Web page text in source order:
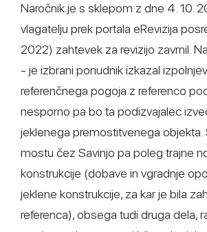
Naročnik je s sklepom z dne 4. 10.
vlagatelju prek portala eRevizija
2022) zahtevek za revizijo zavrnil.
- je izbrani ponudnik izkazal
referenčnega pogoja z referenco
nesporno pa bo ta podizvajalec
jeklenega premostitvenega objekta.
mostu čez Savinjo pa poleg trajne
konstrukcije (dobave in vgradnje
jeklene konstrukcije, za kar je bila
referenca), obsega tudi druga dela,